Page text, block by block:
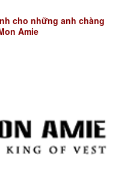
cho những anh chàng
Amie